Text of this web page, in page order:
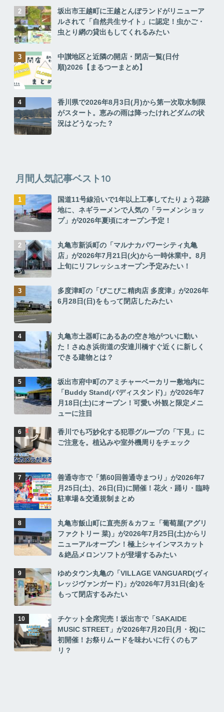
坂出市王越町に王越とんぼランドがリニューア
ルされて「自然共生サイト」に認定！虫かご・
虫とり網の貸出もしてくれるみたい
中讃地区と近隣の開店・閉店一覧(日付
順)2026【まるつーまとめ】
香川県で2026年8月3日(月)から第一次取水制限
がスタート。恵みの雨は降ったけれどダムの状
況はどうなった？
月間人気記事ベスト10
国道11号線沿いで1年以上工事してたりょう花跡
地に、ネギラーメンで人気の「ラーメンショッ
プ」が2026年夏頃にオープン予定！
丸亀市新浜町の「マルナカパワーシティ丸亀
店」が2026年7月21日(火)から一時休業中。8月
上旬にリフレッシュオープン予定みたい！
多度津町の「ぴこぴこ精肉店 多度津」が2026年
6月28日(日)をもって閉店したみたい
丸亀市土器町にあるあの空き地がついに動い
た！さぬき浜街道の安達川橋すぐ近くに新しく
できる建物とは？
坂出市府中町のアミチャーベーカリー敷地内に
「Buddy Stand(バディスタンド)」が2026年7
月18日(土)にオープン！可愛い外観と限定メニ
ューに注目
香川でも巧妙化する犯罪グループの「下見」に
ご注意を。植込みや室外機周りをチェック
善通寺市で「第60回善通寺まつり」が2026年7
月25日(土)、26日(日)に開催！花火・踊り・臨時
駐車場＆交通規制まとめ
丸亀市飯山町に直売所＆カフェ「葡萄屋(アグリ
ファクトリー 菜)」が2026年7月25日(土)からリ
ニューアルオープン！極上シャインマスカット
＆絶品メロンソフトが登場するみたい
ゆめタウン丸亀の「VILLAGE VANGUARD(ヴィ
レッジヴァンガード)」が2026年7月31日(金)を
もって閉店するみたい
チケット全席完売！坂出市で「SAKAIDE
MUSIC STREET」が2026年7月20日(月・祝)に
初開催！お祭りムードを味わいに行くのもア
リ？